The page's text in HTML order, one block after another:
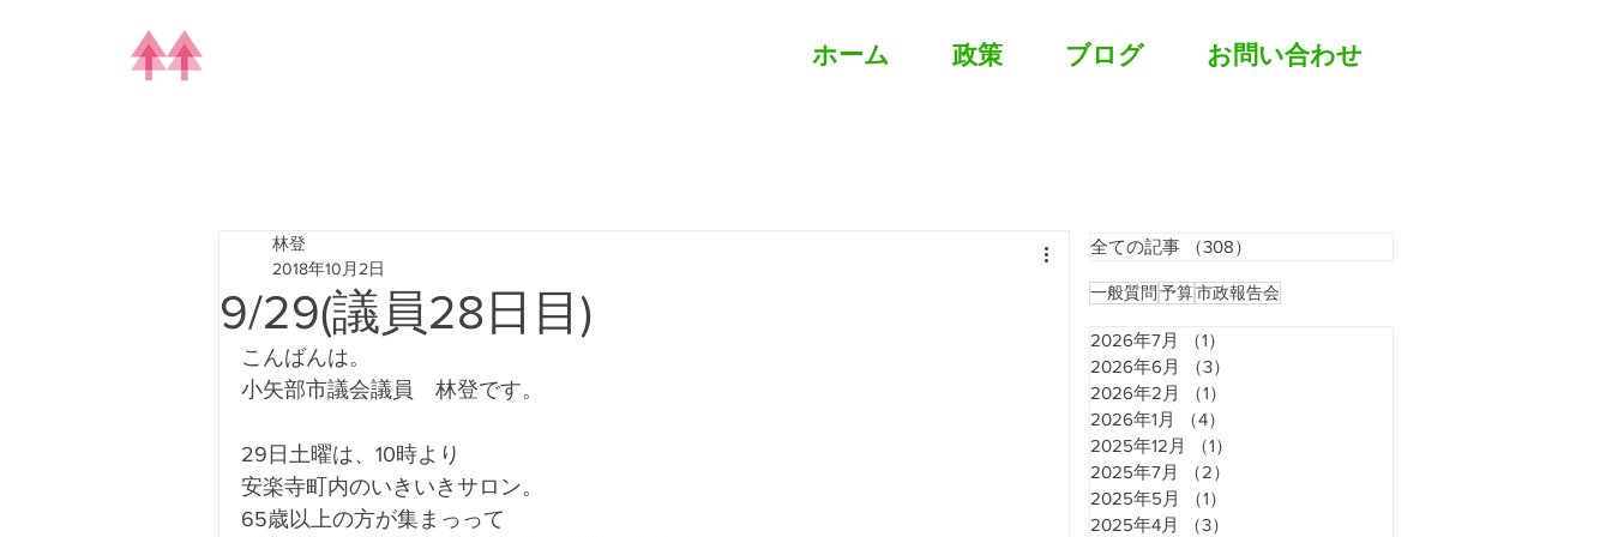
ホーム 政策 ブログ お問い合わせ
9/29(議員28日目)
林登
2018年10月2日
こんばんは。
小矢部市議会議員　林登です。
29日土曜は、10時より
安楽寺町内のいきいきサロン。
65歳以上の方が集まっって
全ての記事 （308）
一般質問 予算市政報告会
2026年7月 （1）
2026年6月
（3）
2026年2月
（1）
2026年1月
（4）
2025年12月
（1）
2025年7月
（2）
2025年5月
（1）
2025年4月
（3）